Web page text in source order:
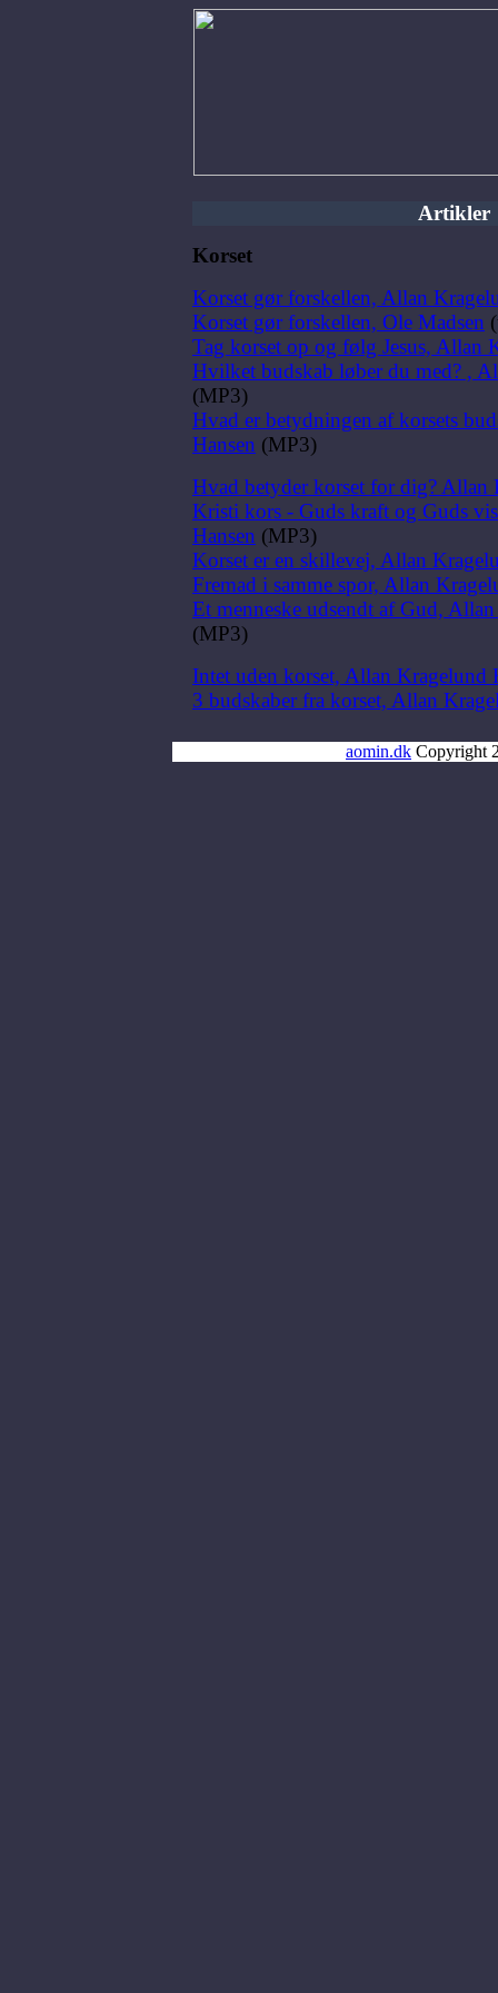
Artikler
Korset
Korset gør forskellen, Allan
Korset gør forskellen, Ole Madsen
Tag korset op og følg Jesus, Allan
Hvilket budskab løber du med? ,
(MP3)
Hvad er betydningen af korsets
Hansen (MP3)
Hvad betyder korset for dig? Allan
Kristi kors - Guds kraft og Guds
Hansen (MP3)
Korset er en skillevej, Allan
Fremad i samme spor, Allan
Et menneske udsendt af Gud,
(MP3)
Intet uden korset, Allan Kragelund
3 budskaber fra korset, Allan
aomin.dk Copyright